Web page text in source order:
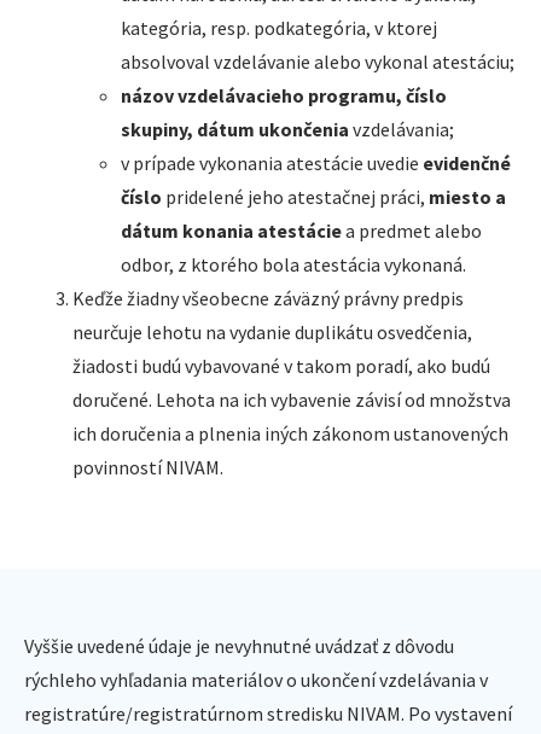
kategória, resp. podkategória, v ktorej
absolvoval vzdelávanie alebo vykonal atestáciu;
názov vzdelávacieho programu, číslo
skupiny, dátum ukončenia vzdelávania;
v prípade vykonania atestácie uvedie evidenčné
číslo pridelené jeho atestačnej práci, miesto a
dátum konania atestáciea predmet alebo
odbor, z ktorého bola atestácia vykonaná.
Keďže žiadny všeobecne záväzný právny predpis
neurčuje lehotu na vydanie duplikátu osvedčenia,
žiadosti budú vybavované v takom poradí, ako budú
doručené. Lehota na ich vybavenie závisí od množstva
ich doručenia a plnenia iných zákonom ustanovených
povinností NIVAM.
Vyššie uvedené údaje je nevyhnutné uvádzať z dôvodu
rýchleho vyhľadania materiálov o ukončení vzdelávania v
registratúre/registratúrnom stredisku NIVAM. Po vystavení